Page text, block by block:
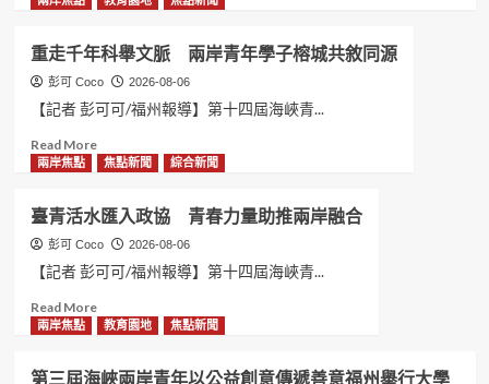
來
第
十
四
海
峽
年
薈
兩
岸
年
營
聯
兩
岸
少
年
州
策
競
技
臺
灣
判
長：
流
重走千年科舉文脈 兩岸青年學子榕城共敘同源
彭可 Coco 2026-08-06
【記者 彭可可/福州報導】第十四屆海峽青...
Read MoreRead
more
重
走
千
年
舉
文
兩
兩岸焦點 焦點新聞 綜合新聞
臺青活水匯入政協 青春力量助推兩岸融合
彭可 Coco 2026-08-06
【記者 彭可可/福州報導】第十四屆海峽青...
Read MoreRead
more
臺
兩岸焦點 教育園地 焦點新聞
第三屆海峽兩岸青年以公益創意傳遞善意福州舉行大學